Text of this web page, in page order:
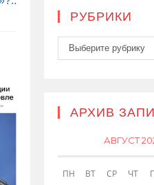
РУБРИКИ
Рубрики
Выберите рубрику
АРХИВ
АВГУСТ
ПН ВТ СР ЧТ